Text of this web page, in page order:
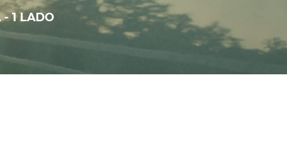
- 1 LADO